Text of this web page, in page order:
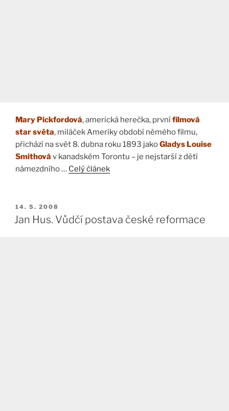
Mary Pickfordová, americká herečka, prvnífilmová
star světa, miláček Ameriky období němého filmu,
přichází na svět 8. dubna roku 1893 jakoGladys Louise
Smithová v kanadském Torontu – je nejstarší z dětí
námezdního … Celý článek
PUBLIKOVÁNO
14. 5. 2008
Jan Hus. Vůdčí postava české reformace